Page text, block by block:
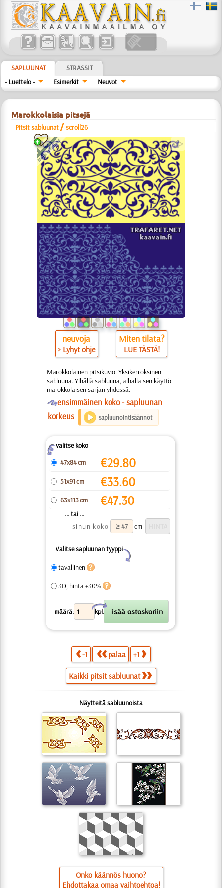
SAPLUUNAT
STRASSIT
- Luettelo -
Esimerkit Neuvot
Marokkolaisia pitsejä
Pitsit sabluunat /scroll26
a
neuvoja
> Lyhyt ohje
Miten tilata?
LUE TÄSTÄ!
Marokkolainen pitsikuvio. Yksikerroksinen
sabluuna. Ylhällä sabluuna, alhalla sen käyttö
marokkolaisen sarjan yhdessä.
Oensimmäinen koko - sapluunan
korkeus
sapluunointisäännöt
Zvalitse koko
47x84 cm
€29.80
51x91 cm €33.60
63x113 cm €47.30
... tai ...
sinun koko
cm
Valitse sapluunan tyyppi
Y
tavallinen
3D, hinta +30%
määrä: kpl.
X
-1 palaa +1
Kaikki pitsit sabluunat
Näytteitä sabluunoista
Onko käännös huono?
Ehdottakaa omaa vaihtoehtoa!